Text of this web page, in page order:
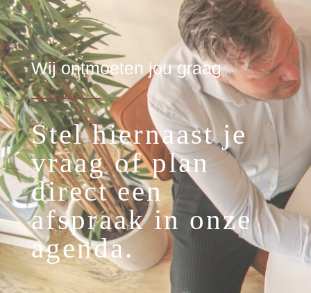
Wij ontmoeten jou graag
Stel hiernaast je
vraag of plan
direct een
afspraak in onze
agenda.